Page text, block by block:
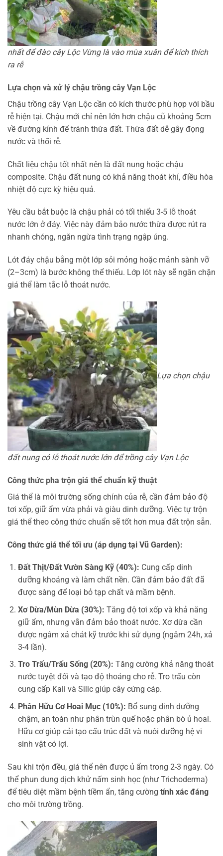
nhất để đào cây Lộc Vừng là vào mùa xuân để kích thích
ra rễ
Lựa chọn và xử lý chậu trồng cây Vạn Lộc
Chậu trồng cây Vạn Lộc cần có kích thước phù hợp với bầu
rễ hiện tại. Chậu mới chỉ nên lớn hơn chậu cũ khoảng 5cm
về đường kính để tránh thừa đất. Thừa đất dễ gây đọng
nước và thối rễ.
Chất liệu chậu tốt nhất nên là đất nung hoặc chậu
composite. Chậu đất nung có khả năng thoát khí, điều hòa
nhiệt độ cực kỳ hiệu quả.
Yêu cầu bắt buộc là chậu phải có tối thiểu 3-5 lỗ thoát
nước lớn ở đáy. Việc này đảm bảo nước thừa được rút ra
nhanh chóng, ngăn ngừa tình trạng ngập úng.
Lót đáy chậu bằng một lớp sỏi mỏng hoặc mảnh sành vỡ
(2–3cm) là bước không thể thiếu. Lớp lót này sẽ ngăn chặn
giá thể làm tắc lỗ thoát nước.
Lựa chọn chậu
đất nung có lỗ thoát nước lớn để trồng cây Vạn Lộc
Công thức pha trộn giá thể chuẩn kỹ thuật
Giá thể là môi trường sống chính của rễ, cần đảm bảo độ
tơi xốp, giữ ẩm vừa phải và giàu dinh dưỡng. Việc tự trộn
giá thể theo công thức chuẩn sẽ tốt hơn mua đất trộn sẵn.
Công thức giá thể tối ưu (áp dụng tại Vũ Garden):
Đất Thịt/Đất Vườn Sàng Kỹ (40%): Cung cấp dinh
dưỡng khoáng và làm chất nền. Cần đảm bảo đất đã
được sàng để loại bỏ tạp chất và mầm bệnh.
Xơ Dừa/Mùn Dừa (30%): Tăng độ tơi xốp và khả năng
giữ ẩm, nhưng vẫn đảm bảo thoát nước. Xơ dừa cần
được ngâm xả chát kỹ trước khi sử dụng (ngâm 24h, xả
3-4 lần).
Tro Trấu/Trấu Sống (20%): Tăng cường khả năng thoát
nước tuyệt đối và tạo độ thoáng cho rễ. Tro trấu còn
cung cấp Kali và Silic giúp cây cứng cáp.
Phân Hữu Cơ Hoai Mục (10%): Bổ sung dinh dưỡng
chậm, an toàn như phân trùn quế hoặc phân bò ủ hoai.
Hữu cơ giúp cải tạo cấu trúc đất và nuôi dưỡng hệ vi
sinh vật có lợi.
Sau khi trộn đều, giá thể nên được ủ ẩm trong 2-3 ngày. Có
thể phun dung dịch khử nấm sinh học (như Trichoderma)
để tiêu diệt mầm bệnh tiềm ẩn, tăng cường tính xác đáng
cho môi trường trồng.